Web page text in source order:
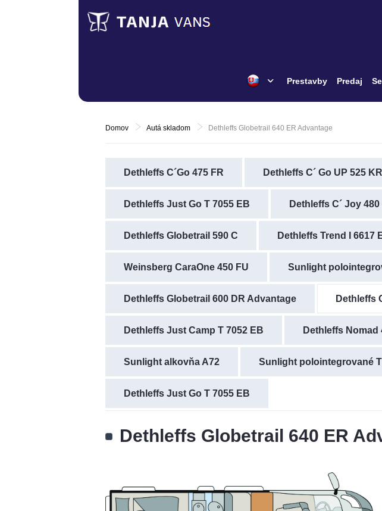
Prestavby Predaj
Domov Autá skladom Dethleffs Globetrail 640 ER Advantage
Dethleffs C´Go 475 FR Dethleffs C´ Go UP 525 KR
Dethleffs Just Go T 7055 EB Dethleffs C´ Joy 480
Dethleffs Globetrail 590 C Dethleffs Trend I 6617
Weinsberg CaraOne 450 FU Sunlight
Dethleffs Globetrail 600 DR Advantage Dethleffs
Dethleffs Just Camp T 7052 EB Dethleffs Nomad
Sunlight alkovňa A72 Sunlight polointegrované T
Dethleffs Just Go T 7055 EB
Dethleffs Globetrail 640 ER